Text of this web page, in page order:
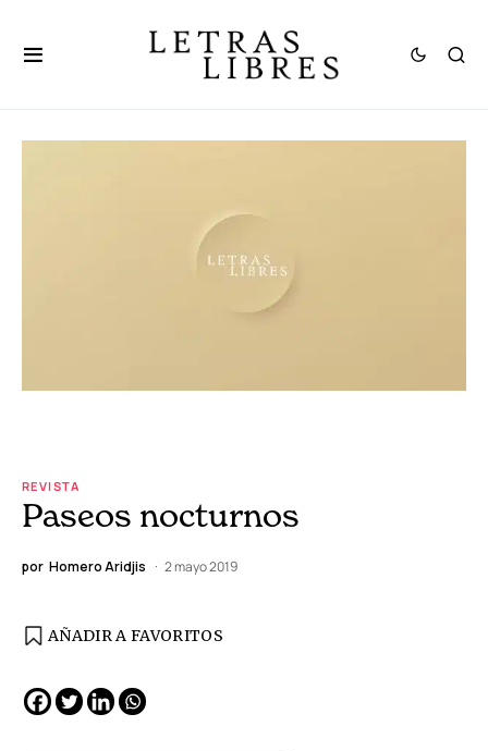
REVISTA
Paseos nocturnos
por Homero Aridjis 2 mayo 2019
AÑADIR A FAVORITOS